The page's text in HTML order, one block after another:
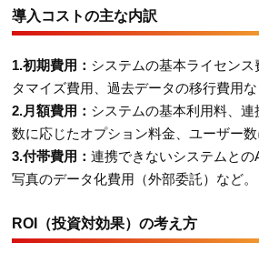
導入コストの主な内訳
1.初期費用： システムの基本ライセン
タマイズ費用、過去データの移行費用な
2.月額費用： システムの基本利用料、連
数に応じたオプション料金、ユーザー数
3.付帯費用：連携できないシステムと
写真のデータ化費用（外部委託）など。
ROI（投資対効果）の考え方